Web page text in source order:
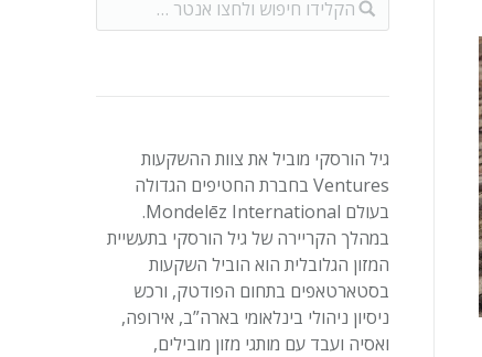
גיל הורסקי מוביל את צוות ההשקעות
Ventures בחברת החטיפים הגדולה
בעולם Mondelēz International
.
במהלך הקריירה של גיל הורסקי בתעשיית
המזון הגלובלית הוא הוביל השקעות
בסטארטאפים בתחום הפודטק, ורכש
ניסיון ניהולי בינלאומי בארה”ב, אירופה,
ואסיה ועבד עם מותגי מזון מובילים,